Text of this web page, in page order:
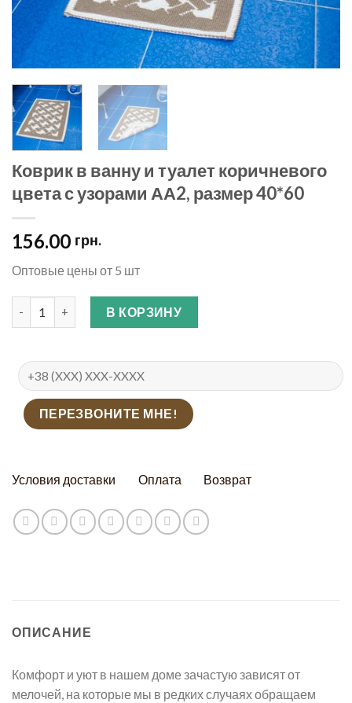
Коврик в ванну и туалет коричневого
цвета с узорами АА2, размер 40*60
156.00 грн.
Оптовые цены от 5 шт
Количество В КОРЗИНУ
Условия доставки Оплата Возврат
ОПИСАНИЕ
Комфорт и уют в нашем доме зачастую зависят от
мелочей, на которые мы в редких случаях обращаем